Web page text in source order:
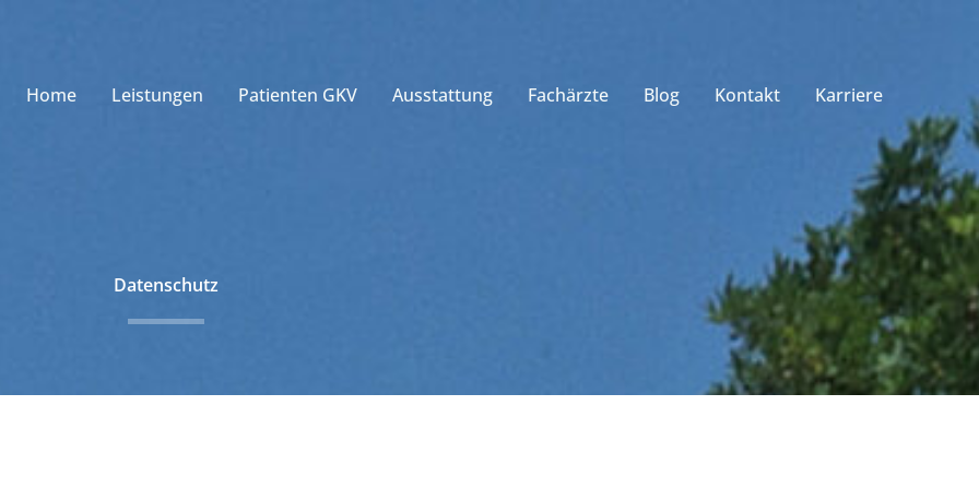
Home
Leistungen Patienten GKV Ausstattung Fachärzte Blog Kontakt Karriere
Datenschutz